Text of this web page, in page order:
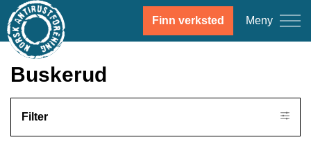
Finn verksted Meny
Buskerud
Filter